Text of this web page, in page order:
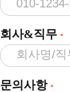
회사&직무 *
문의사항 *